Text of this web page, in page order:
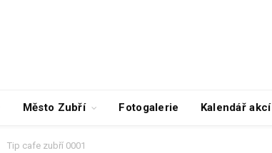
Město Zubří Fotogalerie Kalendář akcí
Tip cafe zubří 0001